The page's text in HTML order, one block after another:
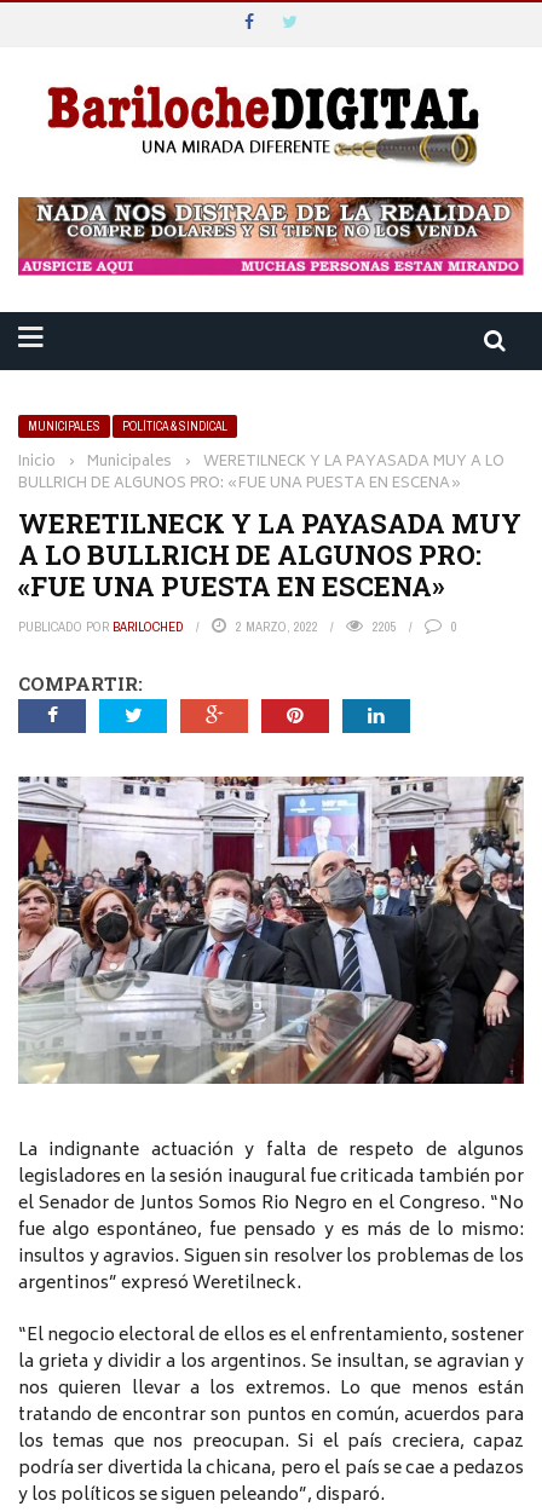
MUNICIPALES POLÍTICA & SINDICAL
Inicio › Municipales › WERETILNECK Y LA PAYASADA MUY A LO
BULLRICH DE ALGUNOS PRO: «FUE UNA PUESTA EN ESCENA»
WERETILNECK Y LA PAYASADA MUY
A LO BULLRICH DE ALGUNOS PRO:
«FUE UNA PUESTA EN ESCENA»
PUBLICADO POR BARILOCHED 2 MARZO, 2022 2205 0
COMPARTIR:
La indignante actuación y falta de respeto de algunos
legisladores en la sesión inaugural fue criticada también por
el Senador de Juntos Somos Rio Negro en el Congreso. “No
fue algo espontáneo, fue pensado y es más de lo mismo:
insultos y agravios. Siguen sin resolver los problemas de los
argentinos” expresó Weretilneck.
“El negocio electoral de ellos es el enfrentamiento, sostener
la grieta y dividir a los argentinos. Se insultan, se agravian y
nos quieren llevar a los extremos. Lo que menos están
tratando de encontrar son puntos en común, acuerdos para
los temas que nos preocupan. Si el país creciera, capaz
podría ser divertida la chicana, pero el país se cae a pedazos
y los políticos se siguen peleando”, disparó.